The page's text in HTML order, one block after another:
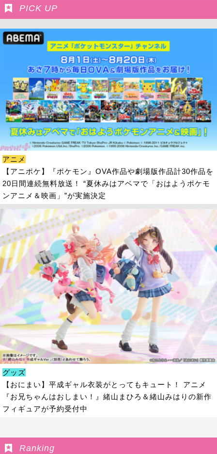
PICK UP
アニメ
【アニポケ】『ポケモン』OVA作品や劇場版作品計30作品を
20日間連続無料放送！ “夏休みはアベマで「おはようポケモ
ンアニメ＆映画」”が実施決定
グッズ
【おにまい】平成ギャル衣装がとってもキュート！ アニメ
『お兄ちゃんはおしまい！』緒山まひろ＆緒山みはりの新作
フィギュアが予約受付中
Ranking